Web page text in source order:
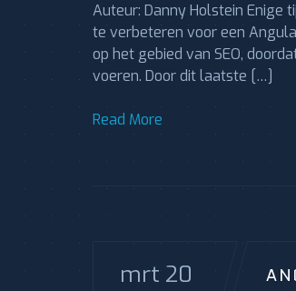
Auteur: Danny Holstein Enige
te verbeteren voor een
op het gebied van SEO,
voeren. Door dit laatste […]
Read More
mrt 20